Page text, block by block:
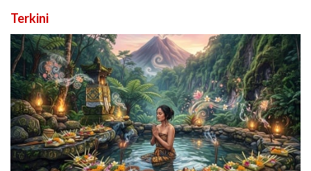
Terkini